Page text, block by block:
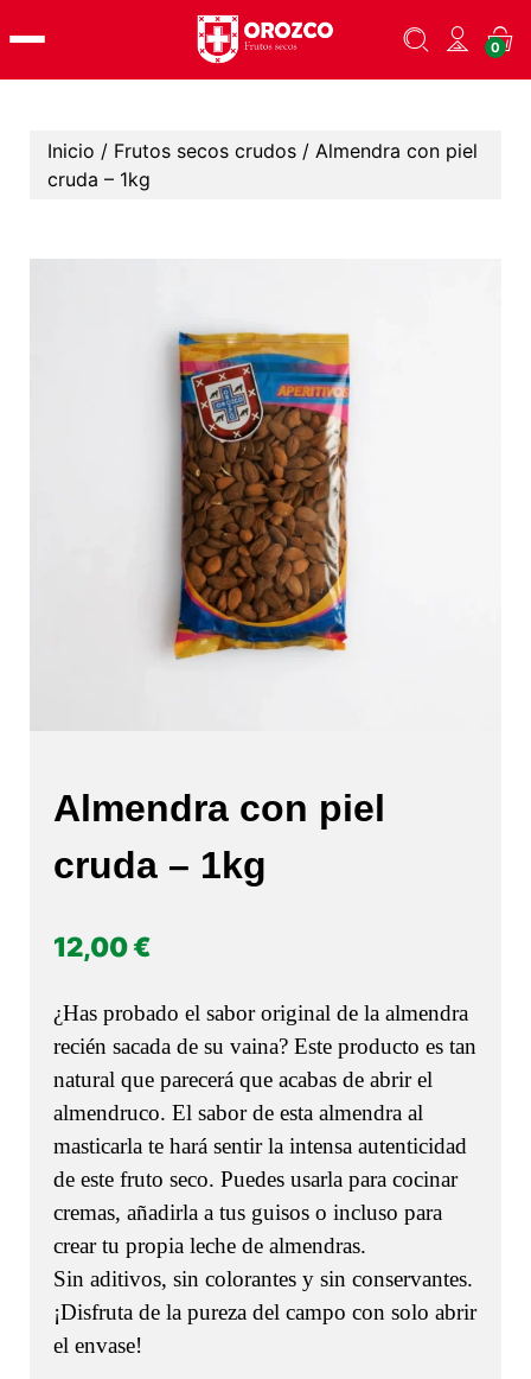
content
0
Inicio / Frutos secos crudos / Almendra con piel
cruda – 1kg
Almendra con piel
cruda – 1kg
12,00€
¿Has probado el sabor original de la almendra
recién sacada de su vaina? Este producto es tan
natural que parecerá que acabas de abrir el
almendruco. El sabor de esta almendra al
masticarla te hará sentir la intensa autenticidad
de este fruto seco. Puedes usarla para cocinar
cremas, añadirla a tus guisos o incluso para
crear tu propia leche de almendras.
Sin aditivos, sin colorantes y sin conservantes.
¡Disfruta de la pureza del campo con solo abrir
el envase!